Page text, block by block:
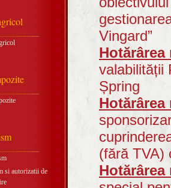
Vingard”
Hotărârea
valabilității
Șpring
Hotărârea
(fără TVA)
Hotărârea
si autorizatii de